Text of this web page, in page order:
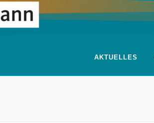
AKTUELLES